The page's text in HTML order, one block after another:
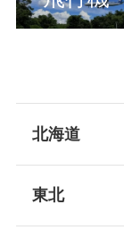
北海道
東北